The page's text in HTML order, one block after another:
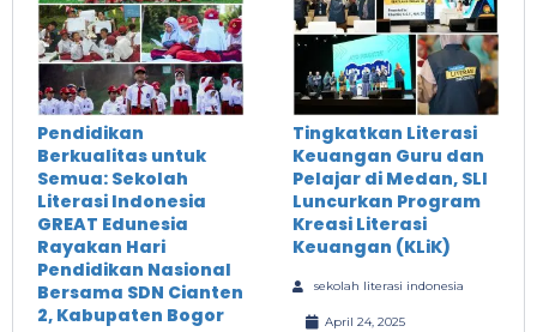
Pendidikan
Berkualitas untuk
Semua: Sekolah
Literasi Indonesia
GREAT Edunesia
Rayakan Hari
Pendidikan Nasional
Bersama SDN Cianten
2, Kabupaten Bogor
Tingkatkan Literasi
Keuangan Guru dan
Pelajar di Medan, SLI
Luncurkan Program
Kreasi Literasi
Keuangan (KLiK)
sekolah literasi indonesia
April 24, 2025